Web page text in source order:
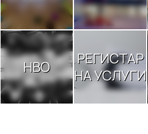
НВО
РЕГИСТАР
НА УСЛУГИ